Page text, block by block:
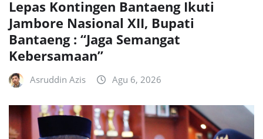
Lepas Kontingen Bantaeng Ikuti
Jambore Nasional XII, Bupati
Bantaeng : “Jaga Semangat
Kebersamaan”
Asruddin Azis Agu 6, 2026